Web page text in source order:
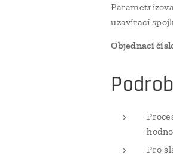
uzavírací
Objednací
Pro